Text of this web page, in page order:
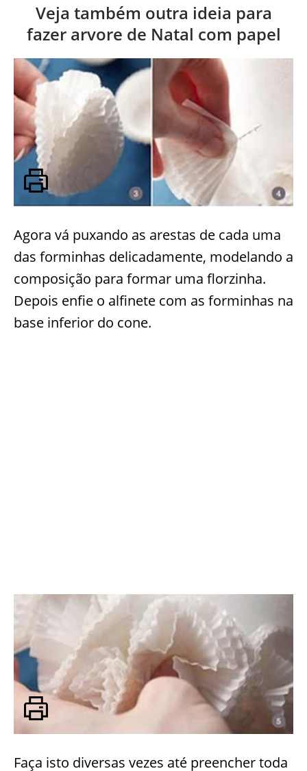
Veja também outra ideia para
fazer arvore de Natal com papel
Agora vá puxando as arestas de cada uma
das forminhas delicadamente, modelando a
composição para formar uma florzinha.
Depois enfie o alfinete com as forminhas na
base inferior do cone.
Faça isto diversas vezes até preencher toda